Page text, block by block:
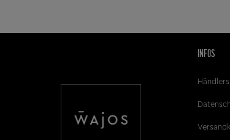
INFOS